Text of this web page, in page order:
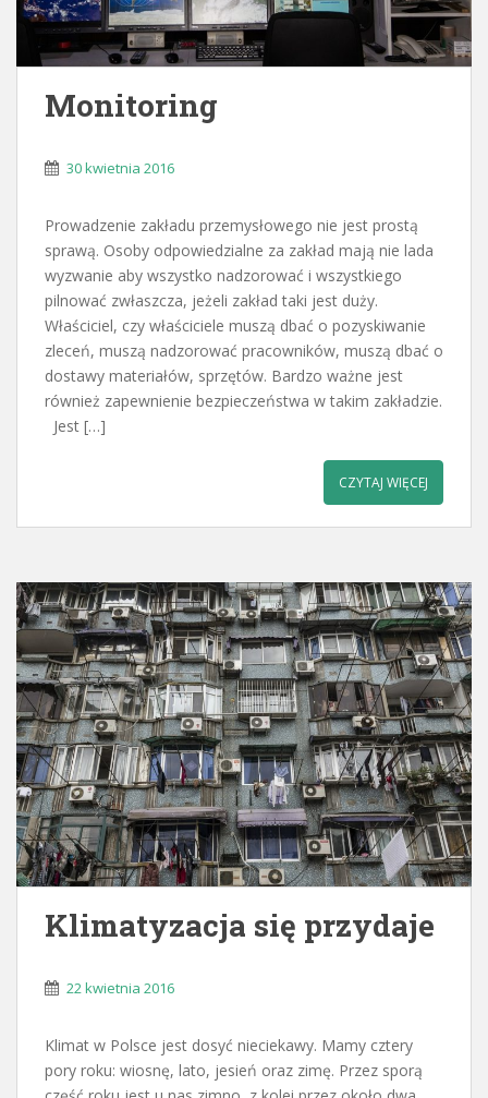
Monitoring
30 kwietnia 2016
Prowadzenie zakładu przemysłowego nie jest prostą
sprawą. Osoby odpowiedzialne za zakład mają nie lada
wyzwanie aby wszystko nadzorować i wszystkiego
pilnować zwłaszcza, jeżeli zakład taki jest duży.
Właściciel, czy właściciele muszą dbać o pozyskiwanie
zleceń, muszą nadzorować pracowników, muszą dbać o
dostawy materiałów, sprzętów. Bardzo ważne jest
również zapewnienie bezpieczeństwa w takim zakładzie.
Jest […]
CZYTAJ WIĘCEJ
Klimatyzacja się przydaje
22 kwietnia 2016
Klimat w Polsce jest dosyć nieciekawy. Mamy cztery
pory roku: wiosnę, lato, jesień oraz zimę. Przez sporą